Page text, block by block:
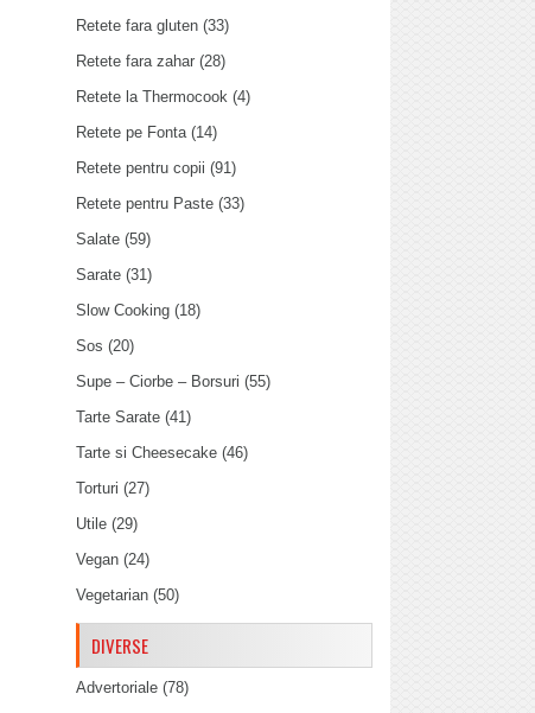
Retete fara gluten (33)
Retete fara zahar (28)
Retete la Thermocook (4)
Retete pe Fonta(14)
Retete pentru copii (91)
Retete pentru Paste (33)
Salate (59)
Sarate (31)
Slow Cooking (18)
Sos (20)
Supe – Ciorbe – Borsuri (55)
Tarte Sarate (41)
Tarte si Cheesecake (46)
Torturi (27)
Utile (29)
Vegan (24)
Vegetarian (50)
DIVERSE
Advertoriale (78)